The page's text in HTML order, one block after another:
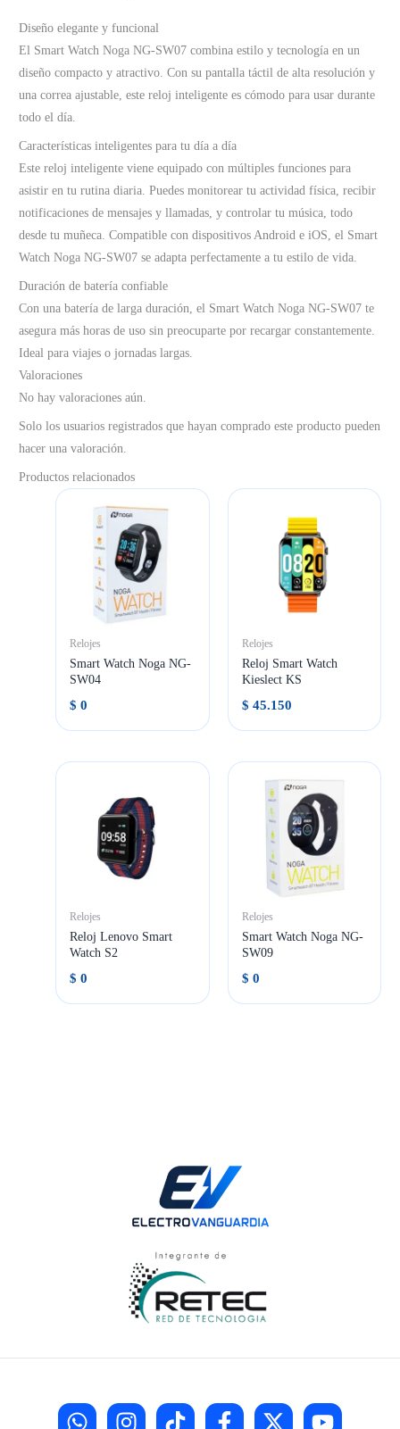
Diseño elegante y funcional
El Smart Watch Noga NG-SW07 combina estilo y tecnología en un
diseño compacto y atractivo. Con su pantalla táctil de alta resolución y
una correa ajustable, este reloj inteligente es cómodo para usar durante
todo el día.
Características inteligentes para tu día a día
Este reloj inteligente viene equipado con múltiples funciones para
asistir en tu rutina diaria. Puedes monitorear tu actividad física, recibir
notificaciones de mensajes y llamadas, y controlar tu música, todo
desde tu muñeca. Compatible con dispositivos Android e iOS, el Smart
Watch Noga NG-SW07 se adapta perfectamente a tu estilo de vida.
Duración de batería confiable
Con una batería de larga duración, el Smart Watch Noga NG-SW07 te
asegura más horas de uso sin preocuparte por recargar constantemente.
Ideal para viajes o jornadas largas.
Valoraciones
No hay valoraciones aún.
Solo los usuarios registrados que hayan comprado este producto pueden
hacer una valoración.
Productos relacionados
Relojes
Smart Watch Noga NG-
SW04
$ 0
Relojes
Reloj Smart Watch
Kieslect KS
$ 45.150
Relojes
Reloj Lenovo Smart
Watch S2
$ 0
Relojes
Smart Watch Noga NG-
SW09
$ 0